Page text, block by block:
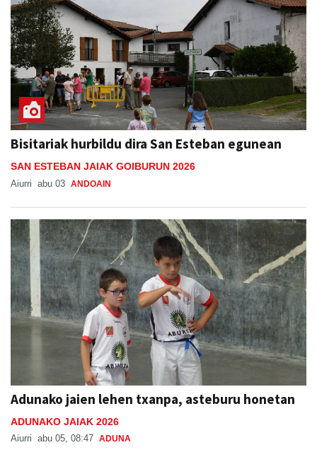
Bisitariak hurbildu dira San Esteban egunean
SAN ESTEBAN JAIAK GOIBURUN 2026
Aiurri abu 03 ANDOAIN
Adunako jaien lehen txanpa, asteburu honetan
ADUNAKO JAIAK 2026
Aiurri abu 05, 08:47 ADUNA